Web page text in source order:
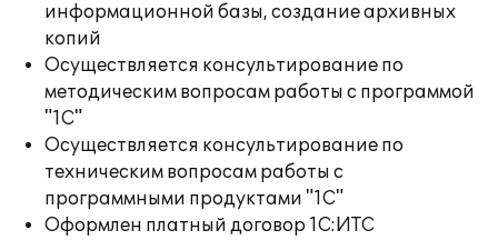
информационной базы, создание архивных
копий
Осуществляется консультирование по
методическим вопросам работы с программой
"1С"
Осуществляется консультирование по
техническим вопросам работы с
программными продуктами "1С"
Оформлен платный договор 1С:ИТС